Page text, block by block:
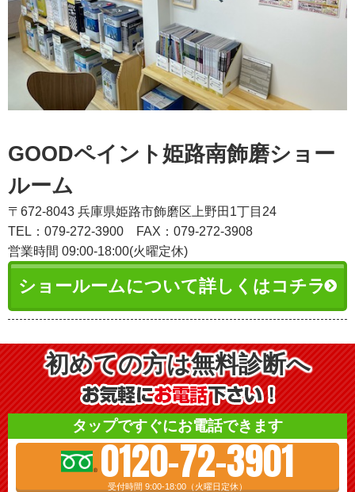
GOODペイント姫路南飾磨ショー
ルーム
〒672-8043 兵庫県姫路市飾磨区上野田1丁目24
TEL：079-272-3900
FAX：079-272-3908
営業時間 09:00-18:00(火曜定休)
ショールームについて詳しくはコチラ
初めての方は無料診断へ
タップですぐにお電話できます
0120-72-3901
受付時間 9:00-18:00（火曜日定休）